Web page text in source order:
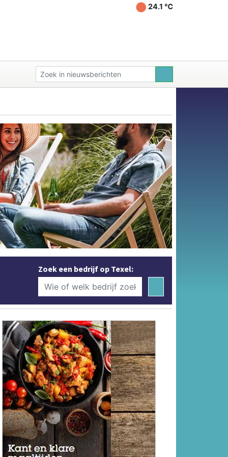
24.1 ℃
Zoek een bedrijf op Texel: